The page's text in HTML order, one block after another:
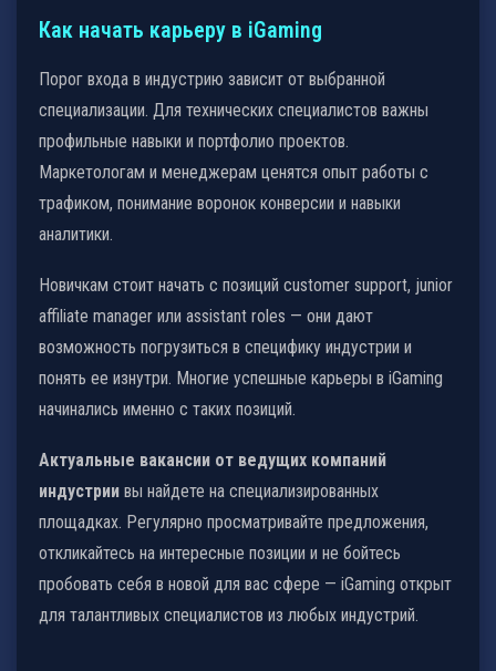
Как начать карьеру в iGaming
Порог входа в индустрию зависит от выбранной
специализации. Для технических специалистов важны
профильные навыки и портфолио проектов.
Маркетологам и менеджерам ценятся опыт работы с
трафиком, понимание воронок конверсии и навыки
аналитики.
Новичкам стоит начать с позиций customer support, junior
affiliate manager или assistant roles — они дают
возможность погрузиться в специфику индустрии и
понять ее изнутри. Многие успешные карьеры в iGaming
начинались именно с таких позиций.
Актуальные вакансии от ведущих компаний
индустрии вы найдете на специализированных
площадках. Регулярно просматривайте предложения,
откликайтесь на интересные позиции и не бойтесь
пробовать себя в новой для вас сфере — iGaming открыт
для талантливых специалистов из любых индустрий.